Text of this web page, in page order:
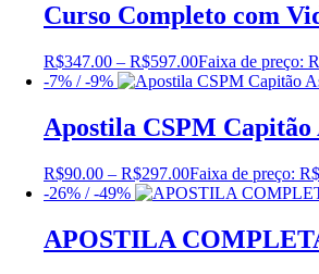
Curso Completo com
R$347.00 – R$597.00Faixa de preço:
-7% / -9%
Apostila CSPM
R$90.00 – R$297.00Faixa de preço:
-26% / -49%
APOSTILA